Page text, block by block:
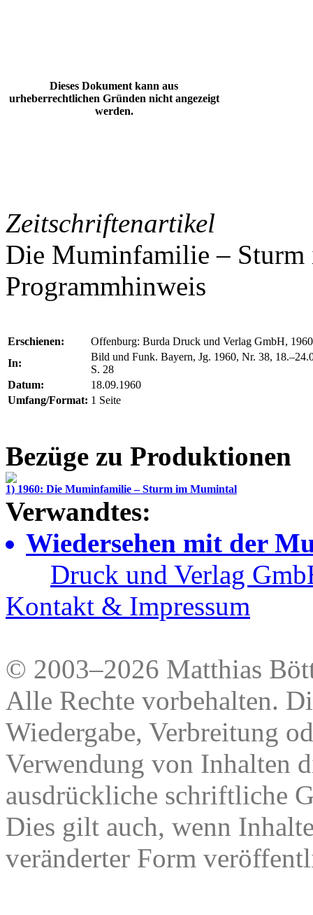
Dieses Dokument kann aus
urheberrechtlichen Gründen nicht angezeigt
werden.
Zeitschriftenartikel
Die Muminfamilie –
Programmhinweis
Erschienen:
Offenburg: Burda Druck und Verlag GmbH, 1960
In:
Bild und Funk. Bayern, Jg. 1960, Nr. 38,
S. 28
Datum:
18.09.1960
Umfang/Format: 1 Seite
Bezüge zu Produktionen
1) 1960: Die Muminfamilie – Sturm im Mumintal
Verwandtes:
Wiedersehen mit der
Druck und Verlag
Kontakt & Impressum
© 2003–2026 Matthias
Alle Rechte vorbehalten.
Wiedergabe, Verbreitung
Verwendung von Inhalten
ausdrückliche schriftliche
Dies gilt auch, wenn
veränderter Form